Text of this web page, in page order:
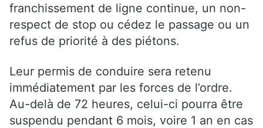
franchissement de ligne continue, un non-
respect de stop ou cédez le passage ou un
refus de priorité à des piétons.
Leur permis de conduire sera retenu
immédiatement par les forces de l’ordre.
Au-delà de 72 heures, celui-ci pourra être
suspendu pendant 6 mois, voire 1 an en cas